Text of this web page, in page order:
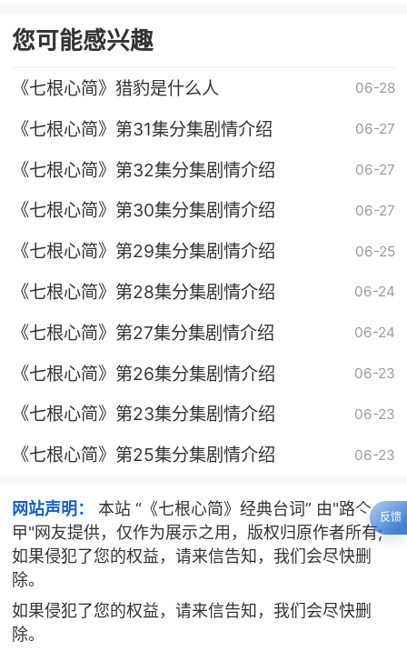
您可能感兴趣
《七根心简》猎豹是什么人 06-28
《七根心简》第31集分集剧情介绍 06-27
《七根心简》第32集分集剧情介绍 06-27
《七根心简》第30集分集剧情介绍 06-27
《七根心简》第29集分集剧情介绍 06-25
《七根心简》第28集分集剧情介绍 06-24
《七根心简》第27集分集剧情介绍 06-24
《七根心简》第26集分集剧情介绍 06-23
《七根心简》第23集分集剧情介绍 06-23
《七根心简》第25集分集剧情介绍 06-23
网站声明：
本站 “《七根心简》经典台词” 由"路亽
曱"网友提供，仅作为展示之用，版权归原作者所有;
如果侵犯了您的权益，请来信告知，我们会尽快删
除。
如果侵犯了您的权益，请来信告知，我们会尽快删
除。
反馈